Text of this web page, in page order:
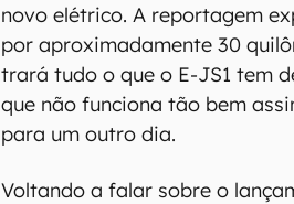
novo elétrico. A reportagem
por aproximadamente 30
trará tudo o que o E-JS1 tem
que não funciona tão bem
para um outro dia.
Voltando a falar sobre o